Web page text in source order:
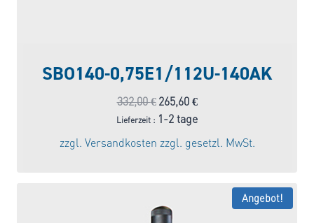
SBO140-0,75E1/112U-140AK
332,00€ Ursprünglicher
Preis
war:
332,00 €
265,60 €Aktueller
Preis
Lieferzeit : 1-2 tage
zzgl. Versandkosten zzgl. gesetzl. MwSt.
Angebot!